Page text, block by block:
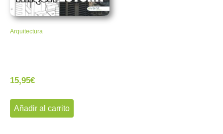
Arquitectura
15,95€
Añadir al carrito